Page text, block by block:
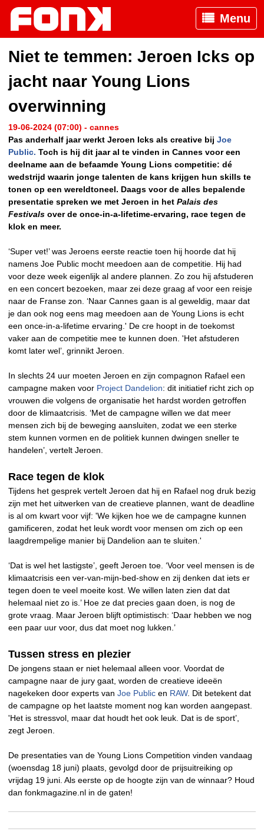
Menu
Niet te temmen: Jeroen Icks op
jacht naar Young Lions
overwinning
19-06-2024 (07:00) - cannes
Pas anderhalf jaar werkt Jeroen Icks als creative bij Joe
Public. Toch is hij dit jaar al te vinden in Cannes voor een
deelname aan de befaamde Young Lions competitie: dé
wedstrijd waarin jonge talenten de kans krijgen hun skills te
tonen op een wereldtoneel. Daags voor de alles bepalende
presentatie spreken we met Jeroen in het Palais des
Festivals over de once-in-a-lifetime-ervaring, race tegen de
klok en meer.
‘Super vet!’ was Jeroens eerste reactie toen hij hoorde dat hij
namens Joe Public mocht meedoen aan de competitie. Hij had
voor deze week eigenlijk al andere plannen. Zo zou hij afstuderen
en een concert bezoeken, maar zei deze graag af voor een reisje
naar de Franse zon. ‘Naar Cannes gaan is al geweldig, maar dat
je dan ook nog eens mag meedoen aan de Young Lions is echt
een once-in-a-lifetime ervaring.' De cre hoopt in de toekomst
vaker aan de competitie mee te kunnen doen. 'Het afstuderen
komt later wel’, grinnikt Jeroen.
In slechts 24 uur moeten Jeroen en zijn compagnon Rafael een
campagne maken voor Project Dandelion: dit initiatief richt zich op
vrouwen die volgens de organisatie het hardst worden getroffen
door de klimaatcrisis. ‘Met de campagne willen we dat meer
mensen zich bij de beweging aansluiten, zodat we een sterke
stem kunnen vormen en de politiek kunnen dwingen sneller te
handelen’, vertelt Jeroen.
Race tegen de klok
Tijdens het gesprek vertelt Jeroen dat hij en Rafael nog druk bezig
zijn met het uitwerken van de creatieve plannen, want de deadline
is al om kwart voor vijf: 'We kijken hoe we de campagne kunnen
gamificeren, zodat het leuk wordt voor mensen om zich op een
laagdrempelige manier bij Dandelion aan te sluiten.'
‘Dat is wel het lastigste’, geeft Jeroen toe. ‘Voor veel mensen is de
klimaatcrisis een ver-van-mijn-bed-show en zij denken dat iets er
tegen doen te veel moeite kost. We willen laten zien dat dat
helemaal niet zo is.’ Hoe ze dat precies gaan doen, is nog de
grote vraag. Maar Jeroen blijft optimistisch: ‘Daar hebben we nog
een paar uur voor, dus dat moet nog lukken.’
Tussen stress en plezier
De jongens staan er niet helemaal alleen voor. Voordat de
campagne naar de jury gaat, worden de creatieve ideeën
nagekeken door experts van Joe Public en RAW. Dit betekent dat
de campagne op het laatste moment nog kan worden aangepast.
'Het is stressvol, maar dat houdt het ook leuk. Dat is de sport’,
zegt Jeroen.
De presentaties van de Young Lions Competition vinden vandaag
(woensdag 18 juni) plaats, gevolgd door de prijsuitreiking op
vrijdag 19 juni. Als eerste op de hoogte zijn van de winnaar? Houd
dan fonkmagazine.nl in de gaten!